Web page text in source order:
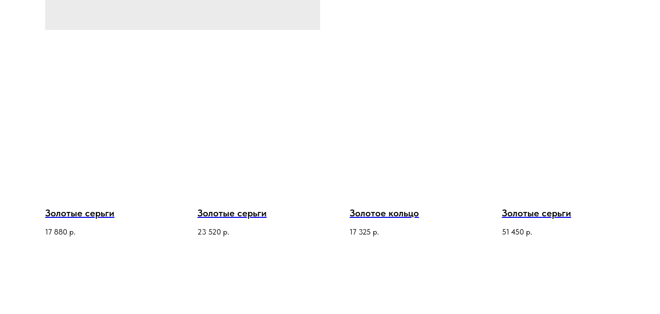
Золотые серьги
17 880 р.
Золотые серьги
23 520 р.
Золотое кольцо
17 325 р.
Золотые серьги
51 450 р.